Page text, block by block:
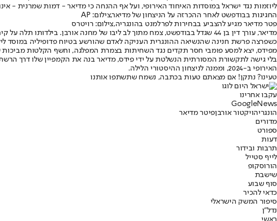
ליוזמות נגד ישראל במוסדות האיחוד האירופי, ועל אף ההנחה כי מדיאר - דמות שמרנית -
החגיגות בבודפשט לאחר ההכרזה על הניצחון של מדיאר,צילום: AP
פטר מדיאר מגיע להצביע בבחירות לפרלמנט בהונגריה,צילום: רויטרס
כשפרצה פרשת חנינה שהנשיאה ההונגרית העניקה לאדם שהורשע בטיוח פדופיליה
מפידס, יצא למסע פומבי חסר תקדים נגד השחיתות בצמרת המפלגה, וחשף הקלטות מביכות
בלי גישה לתקשורת המסורתית הנשלטת על ידי פידס, מדיאר בנה את הקמפיין שלו דרך
האירופי ב-2024, וממנה לניצחון ההיסטורי הלילה.
טעינו? נתקן! אם מצאתם טעות בכתבה, נשמח שתשתפו אותנו
עקבו אחרינו
Googl eNews
הונגריהויקטור אורבןפיטר מדיאר
מדורים
ספורט
דעות
תרבות ובידור
לייף סטייל
הורוסקופ
שישבת
סוף שבוע
כדאי להכיר
סיפור המשק הישראלי
נדל"ן